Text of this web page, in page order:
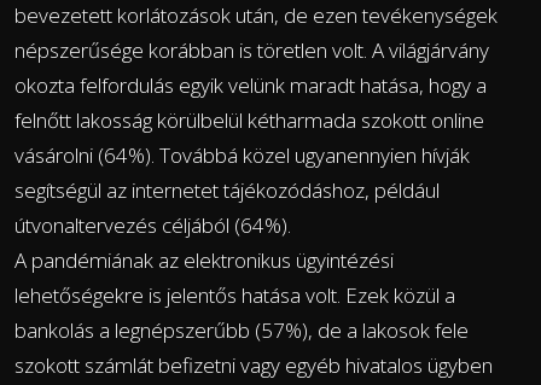
bevezetett korlátozások után, de ezen tevékenységek
népszerűsége korábban is töretlen volt. A világjárvány
okozta felfordulás egyik velünk maradt hatása, hogy a
felnőtt lakosság körülbelül kétharmada szokott online
vásárolni (64%). Továbbá közel ugyanennyien hívják
segítségül az internetet tájékozódáshoz, például
útvonaltervezés céljából (64%).
A pandémiának az elektronikus ügyintézési
lehetőségekre is jelentős hatása volt. Ezek közül a
bankolás a legnépszerűbb (57%), de a lakosok fele
szokott számlát befizetni vagy egyéb hivatalos ügyben